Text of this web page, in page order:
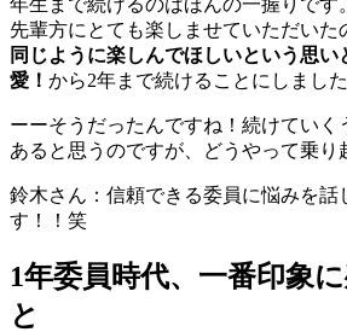
先輩方にとても楽しませていただいた
同じように楽しんでほしいという思
愛！ から2年まで続けることにしました
ーーそうだったんですね！続けていく
あると思うのですが、どうやって乗り
鈴木さん：信頼できる委員に悩みを話
す！！笑
1年委員時代、一番印象
と